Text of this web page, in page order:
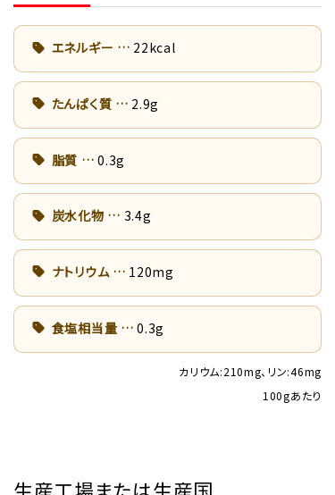
エネルギー 22kcal
たんぱく質 2.9g
脂質 0.3g
炭水化物 3.4g
ナトリウム 120mg
食塩相当量 0.3g
カリウム:210mg、リン:46mg
100gあたり
生産工場または生産国